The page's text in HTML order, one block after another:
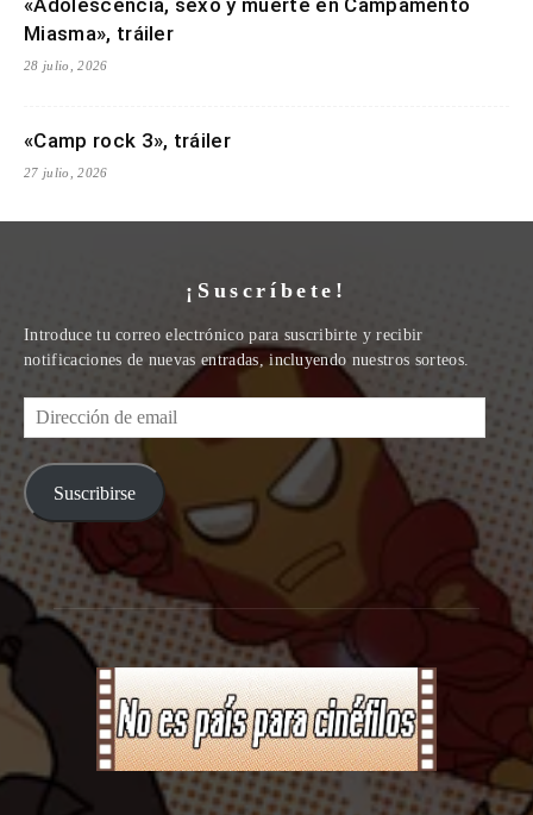
«Adolescencia, sexo y muerte en Campamento
Miasma», tráiler
28 julio, 2026
«Camp rock 3», tráiler
27 julio, 2026
¡Suscríbete!
Introduce tu correo electrónico para suscribirte y recibir
notificaciones de nuevas entradas, incluyendo nuestros sorteos.
Dirección
de
email
Suscribirse